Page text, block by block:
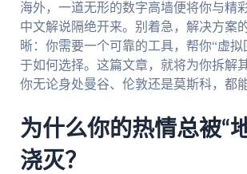
海外，一道无形的数字高墙便将你与精
中文解说隔绝开来。别着急，解决方案
晰：你需要一个可靠的工具，帮你“虚拟
于如何选择。这篇文章，就将为你拆解
你无论身处曼谷、伦敦还是莫斯科，都
为什么你的热情总被“
浇灭？